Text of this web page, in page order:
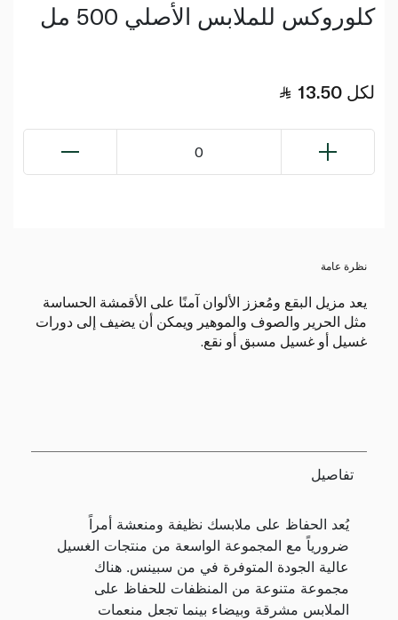
كلوروكس للملابس الأصلي 500 مل
13.50 لكل
0
نظرة عامة
يعد مزيل البقع ومُعزز الألوان آمنًا على الأقمشة الحساسة
مثل الحرير والصوف والموهير ويمكن أن يضيف إلى دورات
غسيل أو غسيل مسبق أو نقع.
تفاصيل
يُعد الحفاظ على ملابسك نظيفة ومنعشة أمراً
ضرورياً مع المجموعة الواسعة من منتجات الغسيل
عالية الجودة المتوفرة في من سبينس. هناك
مجموعة متنوعة من المنظفات للحفاظ على
الملابس مشرقة وبيضاء بينما تجعل منعمات